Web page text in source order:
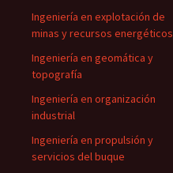
Ingeniería en explotación de
minas y recursos energéticos
Ingeniería en geomática y
topografía
Ingeniería en organización
industrial
Ingeniería en propulsión y
servicios del buque